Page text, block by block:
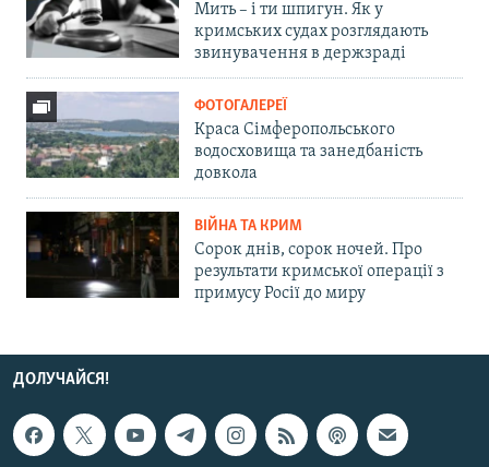
Мить – і ти шпигун. Як у
кримських судах розглядають
звинувачення в держзраді
ФОТОГАЛЕРЕЇ
Краса Сімферопольського
водосховища та занедбаність
довкола
ВІЙНА ТА КРИМ
Сорок днів, сорок ночей. Про
результати кримської операції з
примусу Росії до миру
ДОЛУЧАЙСЯ!